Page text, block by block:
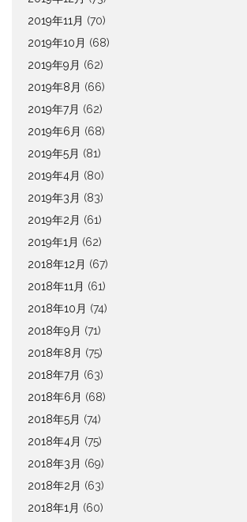
2019年11月 (70)
2019年10月 (68)
2019年9月 (62)
2019年8月 (66)
2019年7月 (62)
2019年6月 (68)
2019年5月 (81)
2019年4月 (80)
2019年3月 (83)
2019年2月 (61)
2019年1月 (62)
2018年12月 (67)
2018年11月 (61)
2018年10月 (74)
2018年9月 (71)
2018年8月 (75)
2018年7月 (63)
2018年6月 (68)
2018年5月 (74)
2018年4月 (75)
2018年3月 (69)
2018年2月 (63)
2018年1月 (60)